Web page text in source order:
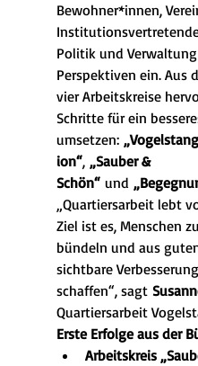
Bewohner*innen,
Politik und
Perspektiven ein. Aus
vier Arbeitskreise
Schritte für ein
umsetzen:
ion“, „Sauber &
Schön“ und
„Quartiersarbeit lebt
Ziel ist es, Menschen
bündeln und aus
sichtbare
schaffen“, sagt
Quartiersarbeit
Erste Erfolge aus der
Arbeitskreis